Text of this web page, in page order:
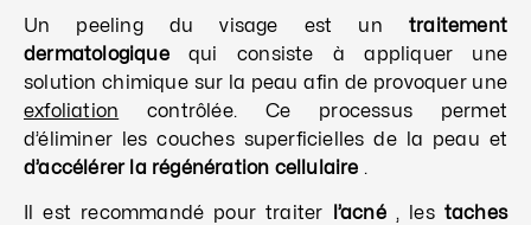
Un peeling du visage est un traitement
dermatologiquequi consiste à appliquer une
solution chimique sur la peau afin de provoquer une
exfoliation
contrôlée. Ce processus permet
d’éliminer les couches superficielles de la peau et
d’accélérer la régénération cellulaire .
Il est recommandé pour traiter l’acné , les taches